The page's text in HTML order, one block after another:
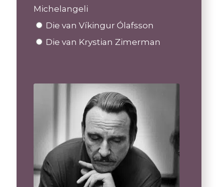
Michelangeli
Die van Víkingur Ólafsson
Die van Krystian Zimerman